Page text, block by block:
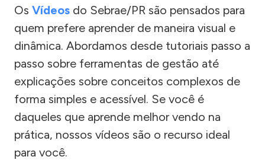
Os Vídeos do Sebrae/PR são pensados para
quem prefere aprender de maneira visual e
dinâmica. Abordamos desde tutoriais passo a
passo sobre ferramentas de gestão até
explicações sobre conceitos complexos de
forma simples e acessível. Se você é
daqueles que aprende melhor vendo na
prática, nossos vídeos são o recurso ideal
para você.